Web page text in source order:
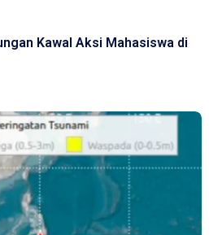
Kawal Aksi Mahasiswa di